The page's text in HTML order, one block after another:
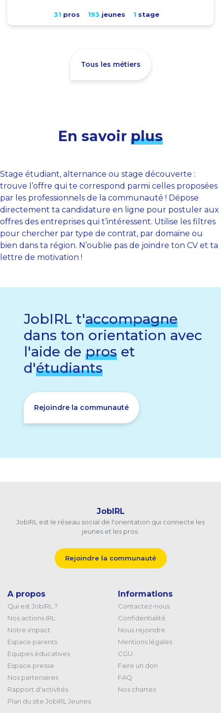
31 pros 193 jeunes 1 stage
Tous les métiers
En savoir plus
Stage étudiant, alternance ou stage découverte :
trouve l’offre qui te correspond parmi celles proposées
par les professionnels de la communauté ! Dépose
directement ta candidature en ligne pour postuler aux
offres des entreprises qui t’intéressent. Utilise les filtres
pour chercher par type de contrat, par domaine ou
bien dans ta région. N’oublie pas de joindre ton CV et ta
lettre de motivation !
JobIRL t'accompagne
dans ton orientation avec
l'aide de pros et
d'étudiants
Rejoindre la communauté
JobIRL
JobIRL est le réseau social de l'orientation qui connecte les
jeunes et les pros.
Rejoindre la communauté
A propos
Qui est JobIRL ?
Nos actions IRL
Notre impact
Espace parents
Equipes éducatives
Espace presse
Nos partenaires
Rapport d'activités
Plan du site JobIRL Jeunes
Informations
Contactez-nous
Confidentialité
Nous rejoindre
Mentions légales
CGU
Faire un don
FAQ
Nos chartes